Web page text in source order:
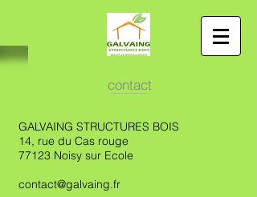
contact
GALVAING STRUCTURES BOIS
14, rue du Cas rouge
77123 Noisy sur Ecole
contact@galvaing.fr